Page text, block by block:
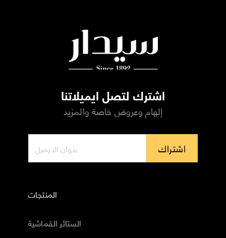
اشترك لتصل ايميلاتنا
إلهام وعروض خاصة والمزيد
اشتراك
المنتجات
الستائر القماشية